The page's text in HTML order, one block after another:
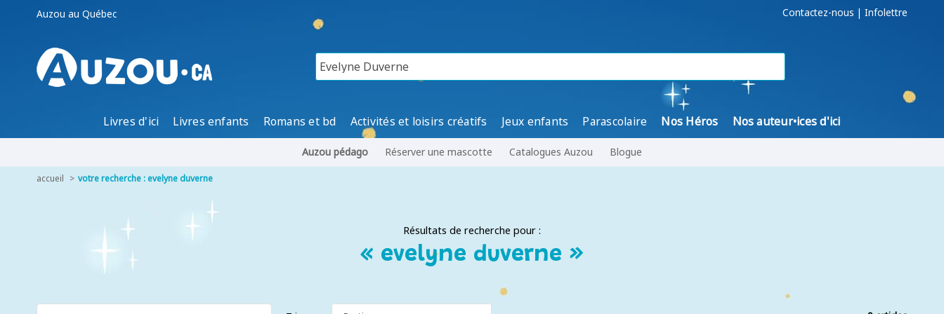
Auzou au Québec Contactez-nous | Infolettre
Livres d'ici Livres enfants Romans et bd Activités et loisirs créatifs Jeux enfants Parascolaire Nos Héros Nos auteur•ices d'ici
Auzou pédago Réserver une mascotte Catalogues Auzou Blogue
accueil votre recherche : evelyne duverne
Résultats de recherche pour :
« evelyne duverne »